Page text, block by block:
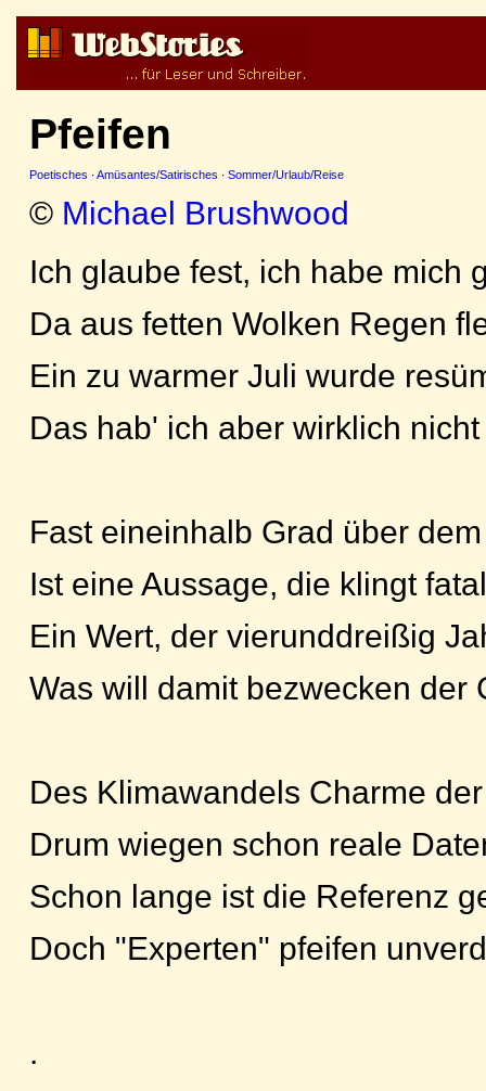
Pfeifen
Poetisches · Amüsantes/Satirisches · Sommer/Urlaub/Reise
© Michael Brushwood
Ich glaube fest, ich habe mich
Da aus fetten Wolken Regen
Ein zu warmer Juli wurde
Das hab' ich aber wirklich
Fast eineinhalb Grad über
Ist eine Aussage, die klingt fatal
Ein Wert, der vierunddreißig
Was will damit bezwecken der
Des Klimawandels Charme
Drum wiegen schon reale
Schon lange ist die Referenz
Doch "Experten" pfeifen
.